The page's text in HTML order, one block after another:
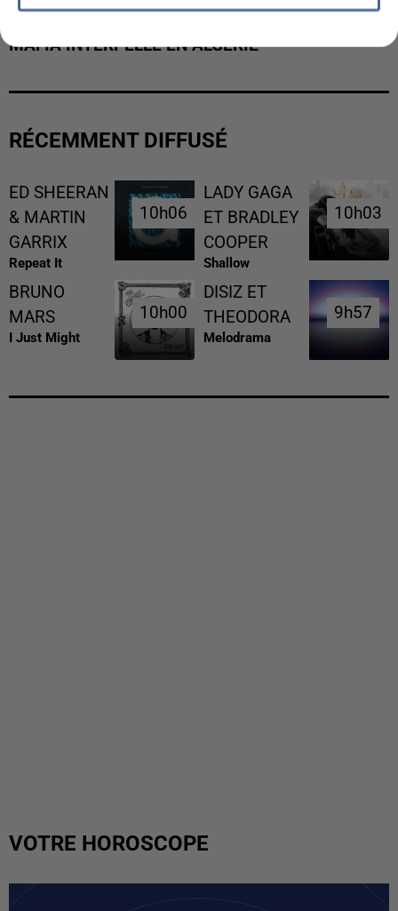
MAFIA INTERPELLÉ EN ALGÉRIE
RÉCEMMENT DIFFUSÉ
ED SHEERAN
& MARTIN
GARRIX
Repeat It
10h06
10h06
LADY GAGA
ET BRADLEY
COOPER
Shallow
10h03
10h03
BRUNO
MARS
I Just Might
10h00
10h00
DISIZ ET
THEODORA
Melodrama
9h57
9h57
VOTRE HOROSCOPE